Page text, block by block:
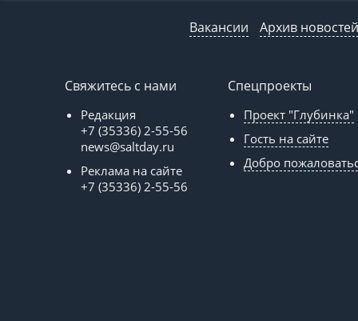
Вакансии Архив новостей
Свяжитесь с нами
Редакция
+7 (35336) 2-55-56
news@saltday.ru
Реклама на сайте
+7 (35336) 2-55-56
Спецпроекты
Проект "Глубинка"
Гость на сайте
Добро